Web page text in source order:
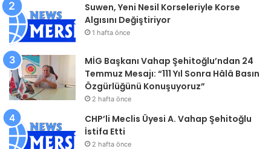
Suwen, Yeni Nesil Korseleriyle Korse
Algısını Değiştiriyor
1 hafta önce
MİG Başkanı Vahap Şehitoğlu’ndan 24
Temmuz Mesajı: “111 Yıl Sonra Hâlâ Basın
Özgürlüğünü Konuşuyoruz”
2 hafta önce
CHP’li Meclis Üyesi A. Vahap Şehitoğlu
İstifa Etti
2 hafta önce